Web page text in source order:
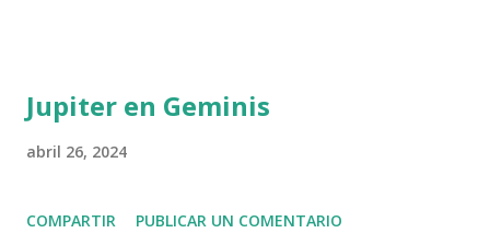
el 0,1 % controla más del 20 % de toda la riqueza mundial ,
Jupiter en Geminis
abril 26, 2024
COMPARTIR PUBLICAR UN COMENTARIO